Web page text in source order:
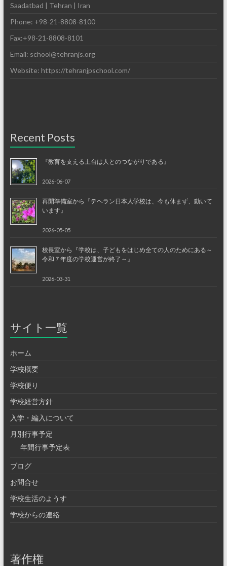
Saadatbad | Tehran | Iran
Phone: +98-21-8808-8100
Fax:+98-21-8808-8101
Email: school@tehranjs.org
Website: https://tehranjpschool.com/
Recent Posts
『教育を支える土台は人とのつながりである』
2026-06-07
再開準備室から『テヘラン日本人学校は、今も休まず、動いて
います』
2026-05-05
校長室から『学校は、子どもをはじめ全ての人のためにある～
令和７年度の学校運営が終了～』
2026-03-31
サイト一覧
ホーム
学校概要
学校便り
学校経営方針
入学・編入について
月別行事予定
年間行事予定表
ブログ
お問合せ
学校生活のようす
学校からの連絡
著作権